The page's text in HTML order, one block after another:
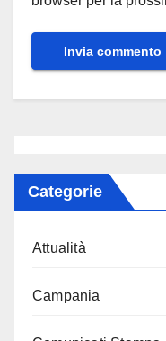
Categorie
Attualità
Campania